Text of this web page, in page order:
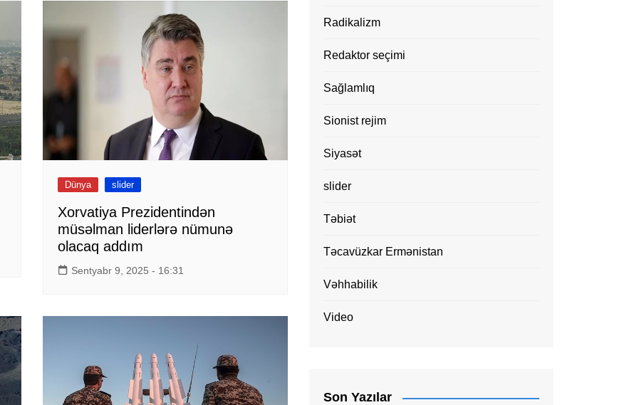
Dünya slider
Xorvatiya Prezidentindən
müsəlman liderlərə nümunə
olacaq addım
Sentyabr 9, 2025 - 16:31
Radikalizm
Redaktor seçimi
Sağlamlıq
Sionist rejim
Siyasət
slider
Təbiət
Təcavüzkar Ermənistan
Vəhhabilik
Video
Son Yazılar